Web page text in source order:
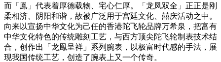
而「鳯」代表着厚德载物、宅心仁厚。「龙凤双全」正正是刚
柔相济、阴阳和谐，故被广泛用于宫廷文化、囍庆活动之中。
向来以宣扬中华文化为己任的香港陀飞轮品牌万希泉，把富有
中华文化特色的传统雕刻工艺，与西方顶尖陀飞轮制表技术结
合，创作出「龙鳯呈祥」系列腕表，以极富时代感的手法，展
现我国传统工艺，创造了腕表上又一个传奇。